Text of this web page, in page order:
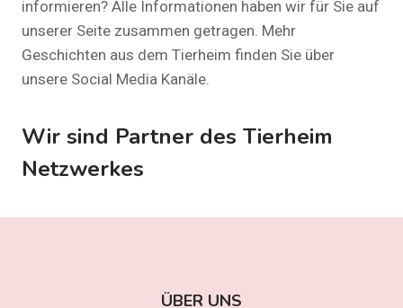
informieren? Alle Informationen haben wir für Sie auf
unserer Seite zusammen getragen. Mehr
Geschichten aus dem Tierheim finden Sie über
unsere Social Media Kanäle.
Wir sind Partner des Tierheim
Netzwerkes
ÜBER UNS